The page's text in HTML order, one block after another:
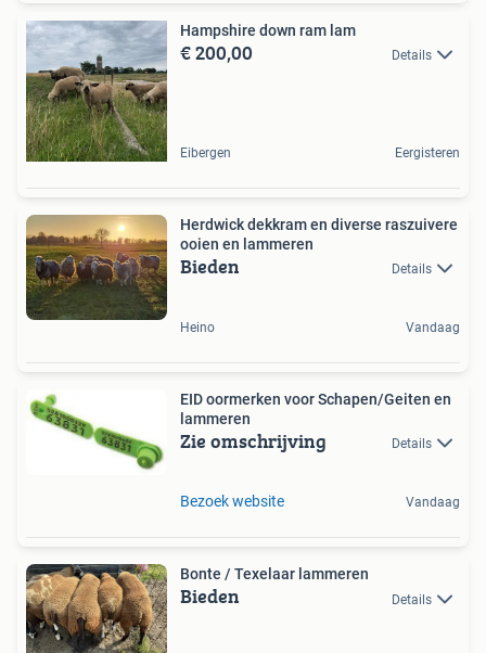
Hampshire down ram lam
€ 200,00 Details
Eibergen Eergisteren
Herdwick dekkram en diverse raszuivere
ooien en lammeren
Bieden Details
Heino Vandaag
EID oormerken voor Schapen/Geiten en
lammeren
Zie omschrijving Details
Bezoek website Vandaag
Bonte / Texelaar lammeren
Bieden Details